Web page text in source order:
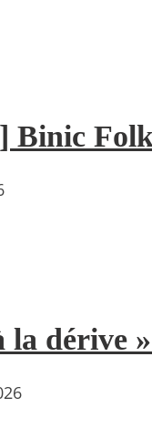
Binic
la dérive